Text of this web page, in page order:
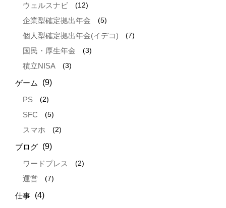
ウェルスナビ (12)
企業型確定拠出年金 (5)
個人型確定拠出年金(イデコ) (7)
国民・厚生年金 (3)
積立NISA (3)
ゲーム (9)
PS (2)
SFC (5)
スマホ (2)
ブログ (9)
ワードプレス (2)
運営 (7)
仕事 (4)